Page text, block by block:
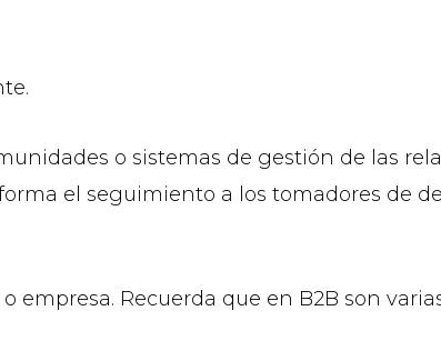
o sistemas de gestión de las
el seguimiento a los tomadores de
Recuerda que en B2B son